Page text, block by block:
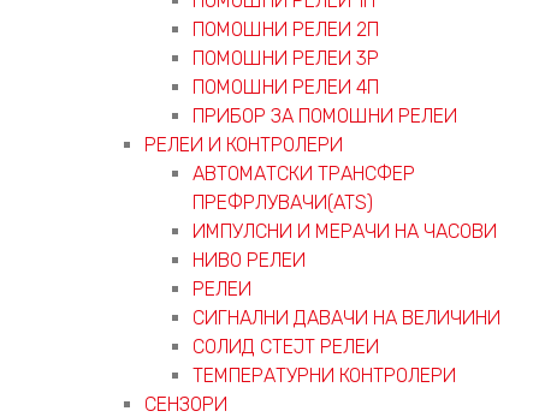
ПОМОШНИ РЕЛЕИ 2П
ПОМОШНИ РЕЛЕИ 3P
ПОМОШНИ РЕЛЕИ 4П
ПРИБОР ЗА ПОМОШНИ РЕЛЕИ
РЕЛЕИ И КОНТРОЛЕРИ
АВТОМАТСКИ ТРАНСФЕР
ПРЕФРЛУВАЧИ(ATS)
ИМПУЛСНИ И МЕРАЧИ НА ЧАСОВИ
НИВО РЕЛЕИ
РЕЛЕИ
СИГНАЛНИ ДАВАЧИ НА ВЕЛИЧИНИ
СОЛИД СТЕЈТ РЕЛЕИ
ТЕМПЕРАТУРНИ КОНТРОЛЕРИ
СЕНЗОРИ